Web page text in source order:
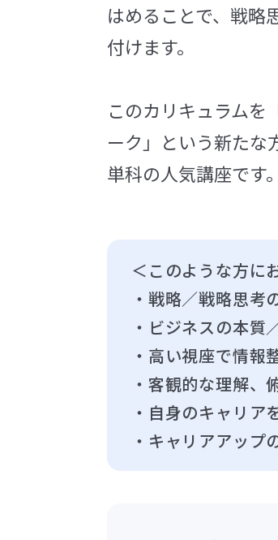
はめることで、戦略
付けます。
このカリキュラム
ーク」という新たな
単科の人気講座です。
＜このような方に
・戦略／戦略思考
・ビジネスの本質
・高い視座で情報
・客観的な理解、
・自身のキャリア
・キャリアアップ